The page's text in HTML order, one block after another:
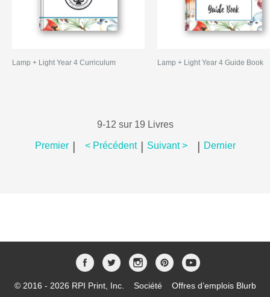
Lamp + Light Year 4 Curriculum Lamp + Light Year 4 Guide Book
9-12 sur 19 Livres
Premier | < Précédent | Suivant > | Dernier
© 2016 - 2026 RPI Print, Inc. Société Offres d’emplois Blurb